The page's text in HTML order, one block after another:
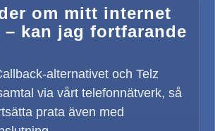
om mitt internet
kan jag fortfarande
alternativet och Telz
via vårt telefonnätverk, så
prata även med